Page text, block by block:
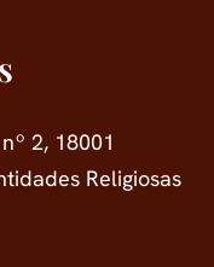
2, 18001
Religiosas